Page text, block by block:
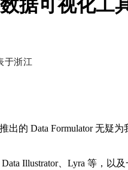
据可视化工
于浙江
的 Data Formulator 无疑
Illustrator、Lyra 等，以